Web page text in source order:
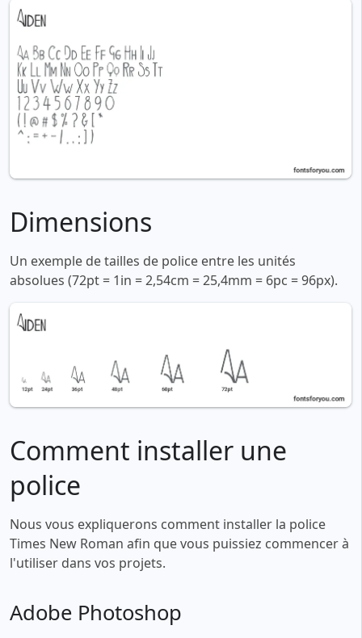
Dimensions
Un exemple de tailles de police entre les unités
absolues (72pt = 1in = 2,54cm = 25,4mm = 6pc = 96px).
Comment installer une
police
Nous vous expliquerons comment installer la police
Times New Roman afin que vous puissiez commencer à
l'utiliser dans vos projets.
Adobe Photoshop